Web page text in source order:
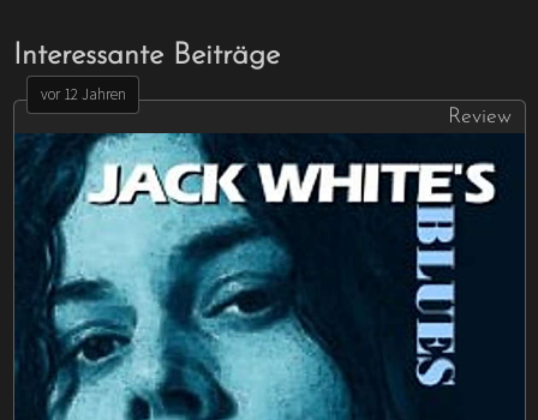
Interessante Beiträge
vor 12 Jahren
Review